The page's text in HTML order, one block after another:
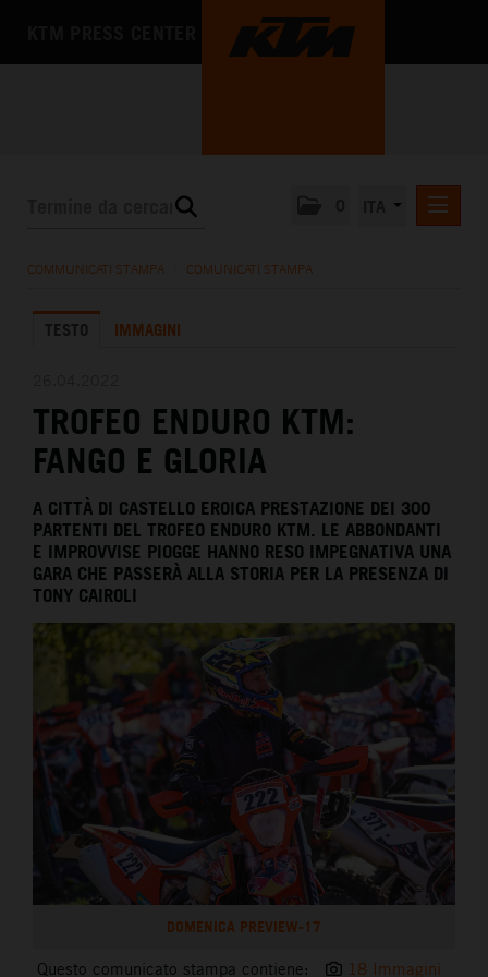
L'AZIENDA
COMMUNICATI STAMPA COMUNICATI STAMPA
TESTO IMMAGINI
TROFEO ENDURO KTM:
FANGO E GLORIA
A CITTÀ DI CASTELLO EROICA PRESTAZIONE DEI 300
PARTENTI DEL TROFEO ENDURO KTM. LE ABBONDANTI
E IMPROVVISE PIOGGE HANNO RESO IMPEGNATIVA UNA
GARA CHE PASSERÀ ALLA STORIA PER LA PRESENZA DI
TONY CAIROLI
DOMENICA PREVIEW-17
Questo comunicato stampa contiene: 18 Immagini